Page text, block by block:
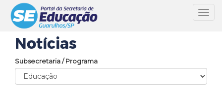
Notícias
Subsecretaria / Programa